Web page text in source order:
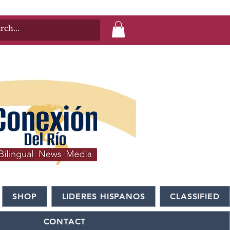
SHOP LIDERES HISPANOS CLASSIFIED
CONTACT